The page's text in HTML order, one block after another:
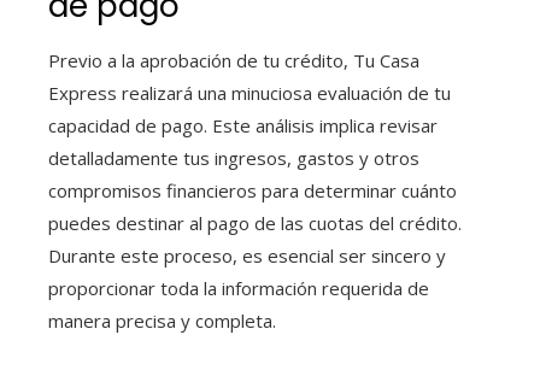
Previo a la aprobación de tu crédito, Tu Casa
Express realizará una minuciosa evaluación de tu
capacidad de pago. Este análisis implica revisar
detalladamente tus ingresos, gastos y otros
compromisos financieros para determinar cuánto
puedes destinar al pago de las cuotas del crédito.
Durante este proceso, es esencial ser sincero y
proporcionar toda la información requerida de
manera precisa y completa.